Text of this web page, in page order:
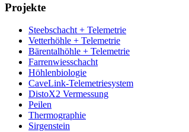
Projekte
Steebschacht + Telemetrie
Vetterhöhle + Telemetrie
Bärentalhöhle + Telemetrie
Farrenwiesschacht
Höhlenbiologie
CaveLink-Telemetriesystem
DistoX2 Vermessung
Peilen
Thermographie
Sirgenstein